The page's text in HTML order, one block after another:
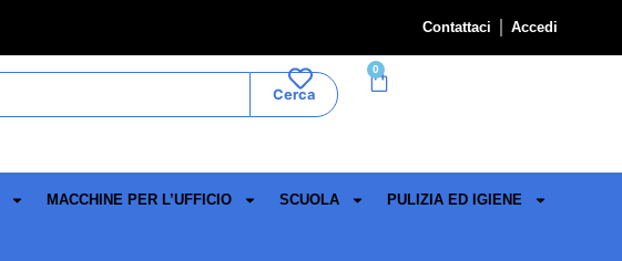
Contattaci Accedi
Cerca
0
MACCHINE PER L’UFFICIO SCUOLA PULIZIA ED IGIENE